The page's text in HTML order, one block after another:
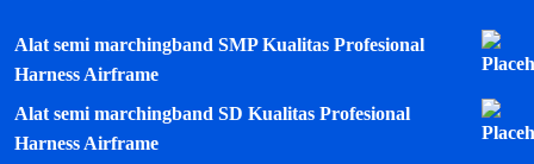
Alat semi marchingband SMP Kualitas Profesional
Harness Airframe
Alat semi marchingband SD Kualitas Profesional
Harness Airframe